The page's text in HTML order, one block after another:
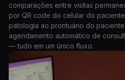
comparações entre visitas
por QR code do celular do
patologia ao prontuário do paciente
agendamento automático de
— tudo em um único fluxo.